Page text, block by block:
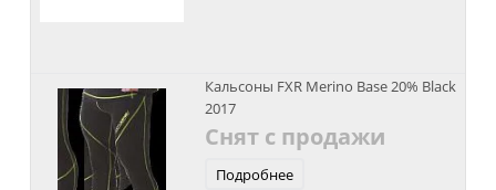
Кальсоны FXR Merino Base 20% Black
2017
Снят с продажи
Подробнее